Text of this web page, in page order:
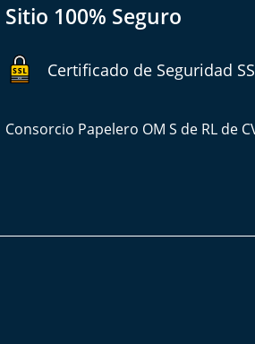
Sitio 100% Seguro
Certificado de Seguridad
Consorcio Papelero OM S de RL de